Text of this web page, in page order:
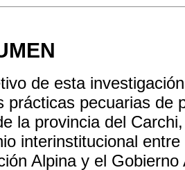
de esta
prácticas pecuarias de
la provincia del
interinstitucional
Alpina y el